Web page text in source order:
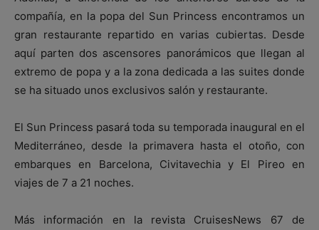
compañía, en la popa del Sun Princess encontramos un
gran restaurante repartido en varias cubiertas. Desde
aquí parten dos ascensores panorámicos que llegan al
extremo de popa y a la zona dedicada a las suites donde
se ha situado unos exclusivos salón y restaurante.
El Sun Princess pasará toda su temporada inaugural en el
Mediterráneo, desde la primavera hasta el otoño, con
embarques en Barcelona, Civitavechia y El Pireo en
viajes de 7 a 21 noches.
Más información en la revista CruisesNews 67 de